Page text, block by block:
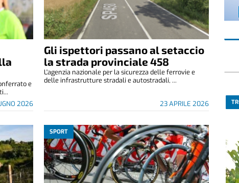
2026
e
Gli ispettori passano al setaccio
la strada provinciale 458
23 APRILE 2026
L'agenzia nazionale per la sicurezza delle ferrovie e
delle infrastrutture stradali e autostradali, ...
SPORT